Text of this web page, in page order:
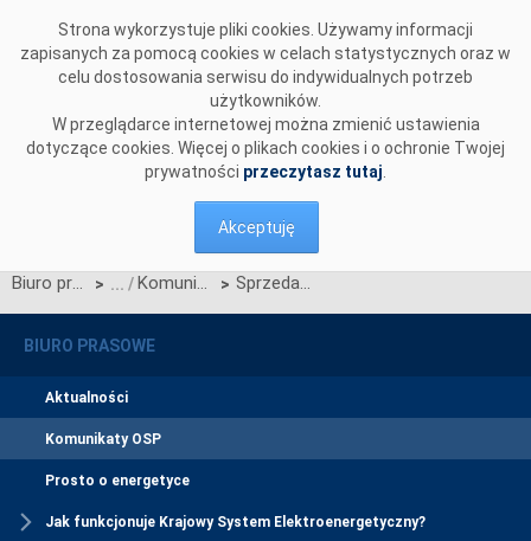
Strona wykorzystuje pliki cookies. Używamy informacji
zapisanych za pomocą cookies w celach statystycznych oraz w
celu dostosowania serwisu do indywidualnych potrzeb
użytkowników.
W przeglądarce internetowej można zmienić ustawienia
dotyczące cookies. Więcej o plikach cookies i o ochronie Twojej
prywatności przeczytasz tutaj
Akceptuję
Biuro prasowe > Komunikaty OSP > Sprzedaż energii elektrycznej na pokrywanie strat przesyłowych
BIURO PRASOWE
Aktualności
Komunikaty OSP
Prosto o energetyce
Jak funkcjonuje Krajowy System Elektroenergetyczny?